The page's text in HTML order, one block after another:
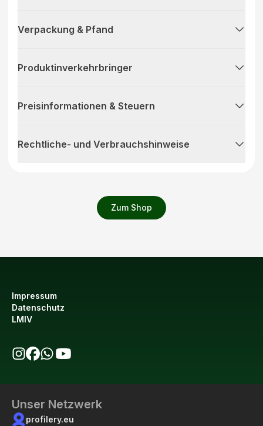
Zum Shop
Verpackung & Pfand
Produktinverkehrbringer
Preisinformationen & Steuern
Rechtliche- und Verbrauchshinweise
Impressum
Datenschutz
LMIV
Unser Netzwerk
profilery.eu